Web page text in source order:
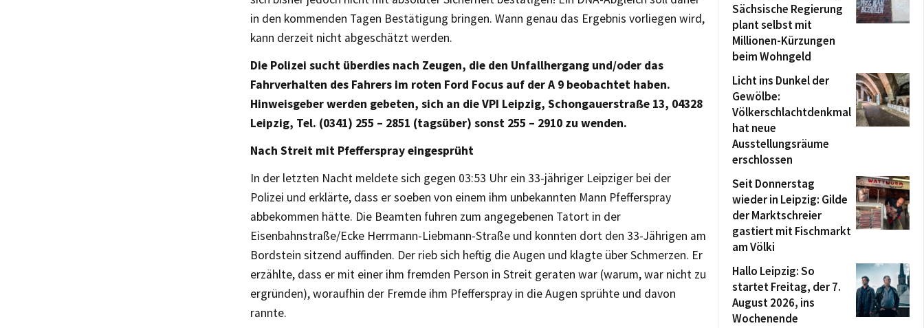
in den kommenden Tagen Bestätigung bringen. Wann genau das Ergebnis vorliegen wird,
kann derzeit nicht abgeschätzt werden.
Die Polizei sucht überdies nach Zeugen, die den Unfallhergang und/oder das
Fahrverhalten des Fahrers im roten Ford Focus auf der A 9 beobachtet haben.
Hinweisgeber werden gebeten, sich an die VPI Leipzig, Schongauerstraße 13, 04328
Leipzig, Tel. (0341) 255 – 2851 (tagsüber) sonst 255 – 2910 zu wenden.
Nach Streit mit Pfefferspray eingesprüht
In der letzten Nacht meldete sich gegen 03:53 Uhr ein 33-jähriger Leipziger bei der
Polizei und erklärte, dass er soeben von einem ihm unbekannten Mann Pfefferspray
abbekommen hätte. Die Beamten fuhren zum angegebenen Tatort in der
Eisenbahnstraße/Ecke Herrmann-Liebmann-Straße und konnten dort den 33-Jährigen am
Bordstein sitzend auffinden. Der rieb sich heftig die Augen und klagte über Schmerzen. Er
erzählte, dass er mit einer ihm fremden Person in Streit geraten war (warum, war nicht zu
ergründen), woraufhin der Fremde ihm Pfefferspray in die Augen sprühte und davon
rannte.
Sächsische Regierung
plant selbst mit
Millionen-Kürzungen
beim Wohngeld
Licht ins Dunkel der
Gewölbe:
Völkerschlachtdenkmal
hat neue
Ausstellungsräume
erschlossen
Seit Donnerstag
wieder in Leipzig: Gilde
der Marktschreier
gastiert mit Fischmarkt
am Völki
Hallo Leipzig: So
startet Freitag, der 7.
August 2026, ins
Wochenende